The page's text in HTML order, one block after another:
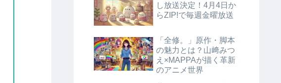
し放送決定！4月4日か
らZIP!で毎週金曜放送
「全修。」原作・脚本
の魅力とは？山﨑みつ
え×MAPPAが描く革新
のアニメ世界